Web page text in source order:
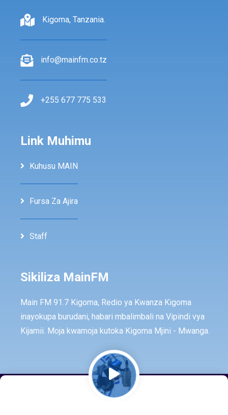
Kigoma, Tanzania.
info@mainfm.co.tz
+255 677 775 533
Link Muhimu
Kuhusu MAIN
Fursa Za Ajira
Staff
Sikiliza MainFM
Main FM 91.7 Kigoma, Redio ya Kwanza Kigoma
inayokupa burudani, habari mbalimbali na Vipindi vya
Kijamii. Moja kwamoja kutoka Kigoma Mjini - Mwanga.
© Copyright -2026